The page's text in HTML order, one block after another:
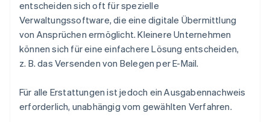
entscheiden sich oft für spezielle
Verwaltungssoftware, die eine digitale Übermittlung
von Ansprüchen ermöglicht. Kleinere Unternehmen
können sich für eine einfachere Lösung entscheiden,
z. B. das Versenden von Belegen per E-Mail.
Für alle Erstattungen ist jedoch ein Ausgabennachweis
erforderlich, unabhängig vom gewählten Verfahren.